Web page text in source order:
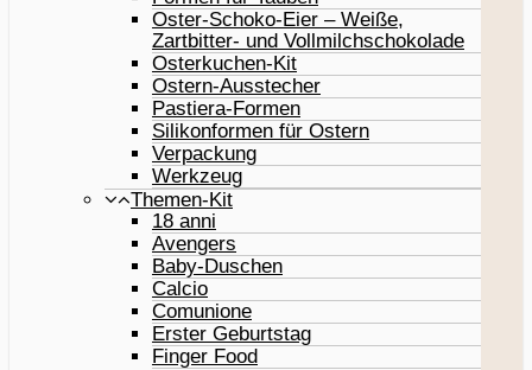
Oster-Schoko-Eier – Weiße,
Zartbitter- und Vollmilchschokolade
Osterkuchen-Kit
Ostern-Ausstecher
Pastiera-Formen
Silikonformen für Ostern
Verpackung
Werkzeug
Themen-Kit
18 anni
Avengers
Baby-Duschen
Calcio
Comunione
Erster Geburtstag
Finger Food